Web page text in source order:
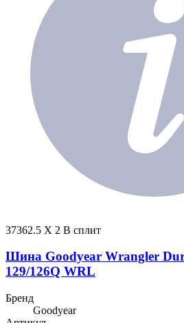
37362.5 X 2 В сплит
Шина Goodyear Wrangler
129/126Q WRL
Бренд
Goodyear